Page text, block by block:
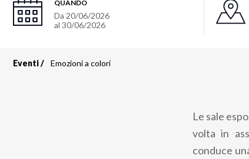
QUANDO
Da 20/06/2026
al 30/06/2026
Eventi Emozioni a colori
Le sale
volta in
conduce